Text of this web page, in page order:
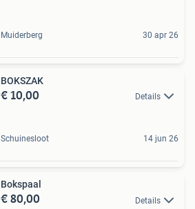
Muiderberg 30 apr 26
BOKSZAK
€ 10,00 Details
Schuinesloot 14 jun 26
Bokspaal
€ 80,00 Details